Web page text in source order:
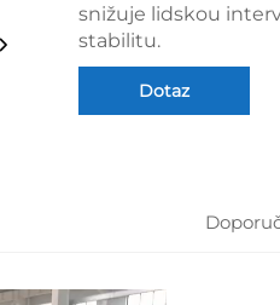
snižuje lidskou
stabilitu.
Dotaz